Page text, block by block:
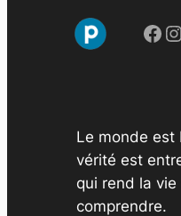
Facebook Instagram
Le monde est
vérité est
qui rend la
comprendre.